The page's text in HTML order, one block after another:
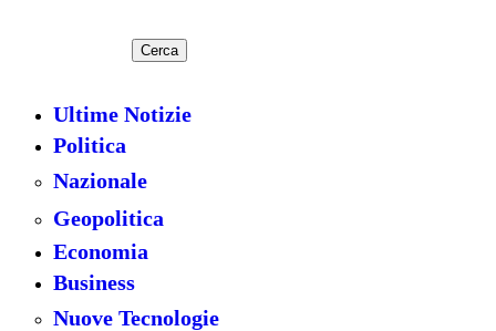
Cerca
Ultime Notizie
Politica
Nazionale
Geopolitica
Economia
Business
Nuove Tecnologie